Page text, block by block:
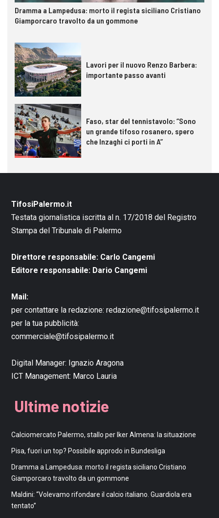
Dramma a Lampedusa: morto il regista siciliano Cristiano
Giamporcaro travolto da un gommone
Lavori per il nuovo Renzo Barbera:
importante passo avanti
Faso, star del tennistavolo: “Sono
un grande tifoso rosanero, spero
che Inzaghi ci porti in A”
TifosiPalermo.it
Testata giornalistica iscritta al n. 17/2018 del Registro
Stampa del Tribunale di Palermo
Direttore responsabile: Carlo Cangemi
Editore responsabile: Dario Cangemi
Mail:
per contattare la redazione: redazione@tifosipalermo.it
per la tua pubblicità:
commerciale@tifosipalermo.it
Digital Manager: Ignazio Aragona
ICT Management: Marco Lauria
Ultime notizie
Calciomercato Palermo, stallo per Iker Almena: la situazione
Pisa, fuori un top? Possibile approdo in Bundesliga
Dramma a Lampedusa: morto il regista siciliano Cristiano
Giamporcaro travolto da un gommone
Maldini: “Volevamo rifondare il calcio italiano. Guardiola era
tentato”